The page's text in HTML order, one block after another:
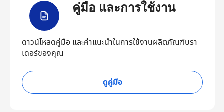
คู่มือ และการใช้งาน
ดาวน์โหลดคู่มือ และคำแนะนำในการใช้งานผลิตภัณฑ์บรา
เดอร์ของคุณ
ดูคู่มือ